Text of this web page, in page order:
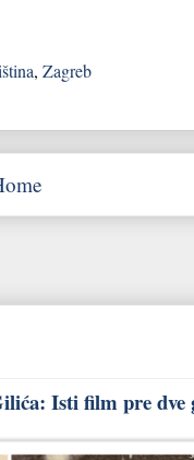
, Zagreb
Isti film pre dve